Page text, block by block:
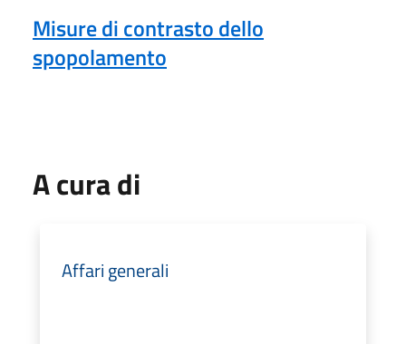
Misure di contrasto dello
spopolamento
A cura di
Affari generali